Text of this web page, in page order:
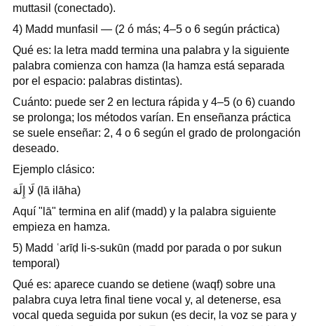
muttasil (conectado).
4) Madd munfasil — (2 ó más; 4–5 o 6 según práctica)
Qué es: la letra madd termina una palabra y la siguiente
palabra comienza con hamza (la hamza está separada
por el espacio: palabras distintas).
Cuánto: puede ser 2 en lectura rápida y 4–5 (o 6) cuando
se prolonga; los métodos varían. En enseñanza práctica
se suele enseñar: 2, 4 o 6 según el grado de prolongación
deseado.
Ejemplo clásico:
لَا إِلَهَ (lā ilāha)
Aquí "lā" termina en alif (madd) y la palabra siguiente
empieza en hamza.
5) Madd ʿarīḍ li-s-sukūn (madd por parada o por sukun
temporal)
Qué es: aparece cuando se detiene (waqf) sobre una
palabra cuya letra final tiene vocal y, al detenerse, esa
vocal queda seguida por sukun (es decir, la voz se para y